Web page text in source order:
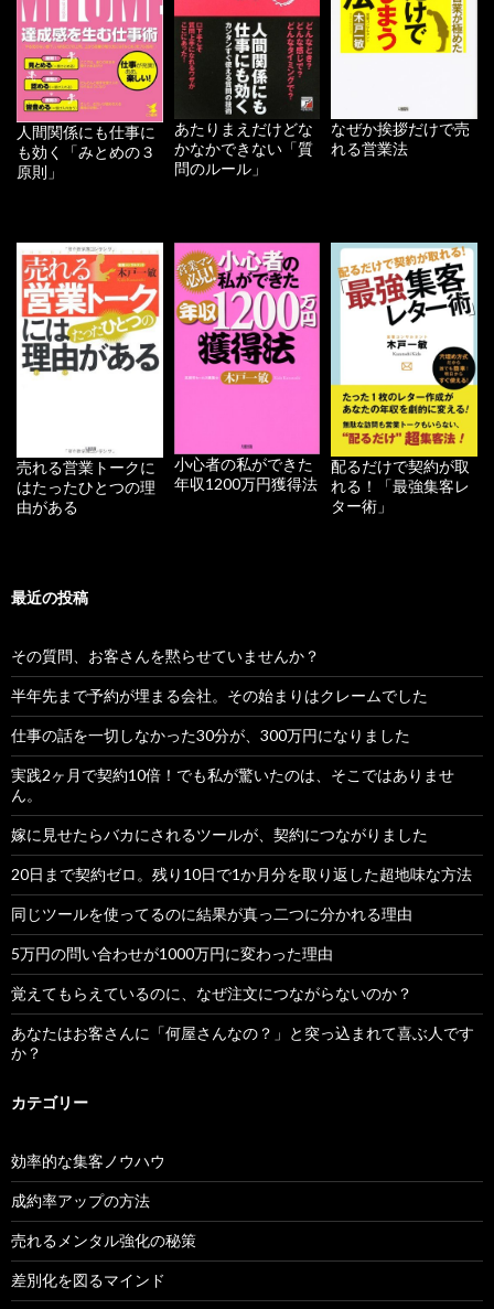
人間関係にも仕事に
も効く「みとめの３
原則」
あたりまえだけどな
かなかできない「質
問のルール」
なぜか挨拶だけで売
れる営業法
売れる営業トークに
はたったひとつの理
由がある
小心者の私ができた
年収1200万円獲得法
配るだけで契約が取
れる！「最強集客レ
ター術」
最近の投稿
その質問、お客さんを黙らせていませんか？
半年先まで予約が埋まる会社。その始まりはクレームでした
仕事の話を一切しなかった30分が、300万円になりました
実践2ヶ月で契約10倍！でも私が驚いたのは、そこではありませ
ん。
嫁に見せたらバカにされるツールが、契約につながりました
20日まで契約ゼロ。残り10日で1か月分を取り返した超地味な方法
同じツールを使ってるのに結果が真っ二つに分かれる理由
5万円の問い合わせが1000万円に変わった理由
覚えてもらえているのに、なぜ注文につながらないのか？
あなたはお客さんに「何屋さんなの？」と突っ込まれて喜ぶ人です
か？
カテゴリー
効率的な集客ノウハウ
成約率アップの方法
売れるメンタル強化の秘策
差別化を図るマインド